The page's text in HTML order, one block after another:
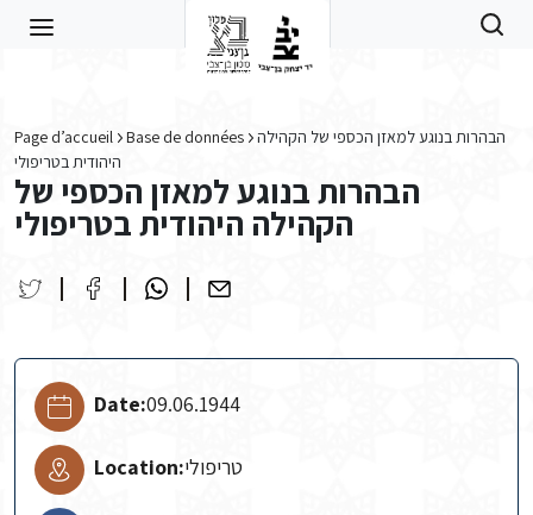
Page d’accueil Base de données
הבהרות בנוגע למאזן הכספי של הקהילה
היהודית בטריפולי
הבהרות בנוגע למאזן הכספי של
הקהילה היהודית בטריפולי
Date:09.06.1944
Location:טריפולי